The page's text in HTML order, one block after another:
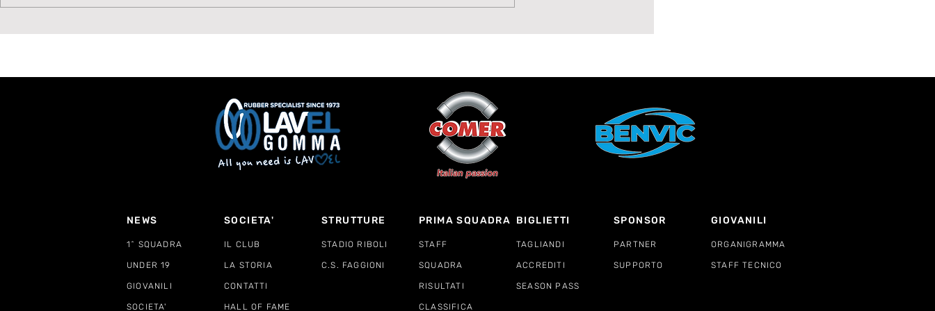
DI MISURA
CARATTERE AL RIBOLI
NEWS SOCIETA' STRUTTURE PRIMA SQUADRA BIGLIETTI SPONSOR
1^ SQUADRA IL CLUB STADIO RIBOLI STAFF TAGLIANDI PARTNER
UNDER 19 LA STORIA C.S. FAGGIONI SQUADRA ACCREDITI SUPPORTO
GIOVANILI CONTATTI
SOCIETA' HALL OF FAME
RISULTATI SEASON PASS
CLASSIFICA
GIOVANILI
ORGANIGRAMMA
STAFF TECNICO